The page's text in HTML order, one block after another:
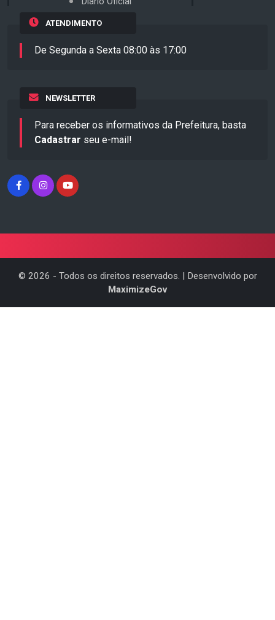
ATENDIMENTO
De Segunda a Sexta 08:00 às 17:00
NEWSLETTER
Para receber os informativos da Prefeitura, basta
Cadastrar seu e-mail!
© 2026 - Todos os direitos reservados. | Desenvolvido por
MaximizeGov